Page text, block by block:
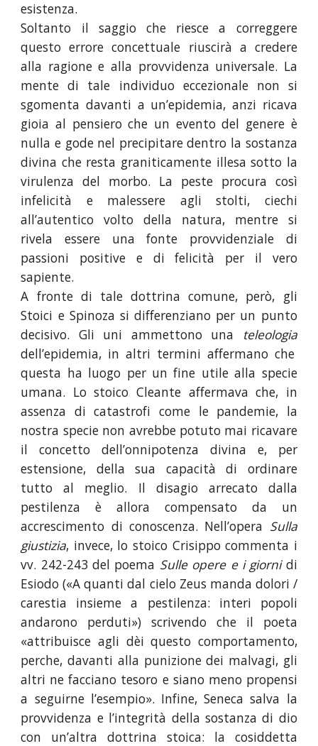
esistenza.
Soltanto il saggio che riesce a correggere
questo errore concettuale riuscirà a credere
alla ragione e alla provvidenza universale. La
mente di tale individuo eccezionale non si
sgomenta davanti a un’epidemia, anzi ricava
gioia al pensiero che un evento del genere è
nulla e gode nel precipitare dentro la sostanza
divina che resta graniticamente illesa sotto la
virulenza del morbo. La peste procura così
infelicità e malessere agli stolti, ciechi
all’autentico volto della natura, mentre si
rivela essere una fonte provvidenziale di
passioni positive e di felicità per il vero
sapiente.
A fronte di tale dottrina comune, però, gli
Stoici e Spinoza si differenziano per un punto
decisivo. Gli uni ammettono una
teleologia
dell’epidemia, in altri termini affermano che
questa ha luogo per un fine utile alla specie
umana. Lo stoico Cleante affermava che, in
assenza di catastrofi come le pandemie, la
nostra specie non avrebbe potuto mai ricavare
il concetto dell’onnipotenza divina e, per
estensione, della sua capacità di ordinare
tutto al meglio. Il disagio arrecato dalla
pestilenza è allora compensato da un
accrescimento di conoscenza. Nell’opera Sulla
giustizia, invece, lo stoico Crisippo commenta i
vv. 242-243 del poema Sulle opere e i giornidi
Esiodo («A quanti dal cielo Zeus manda dolori /
carestia insieme a pestilenza: interi popoli
andarono perduti») scrivendo che il poeta
«attribuisce agli dèi questo comportamento,
perche, davanti alla punizione dei malvagi, gli
altri ne facciano tesoro e siano meno propensi
a seguirne l’esempio». Infine, Seneca salva la
provvidenza e l’integrità della sostanza di dio
con un’altra dottrina stoica: la cosiddetta